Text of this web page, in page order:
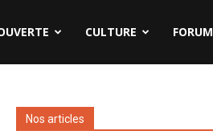
CULTURE FORUM
Nos articles